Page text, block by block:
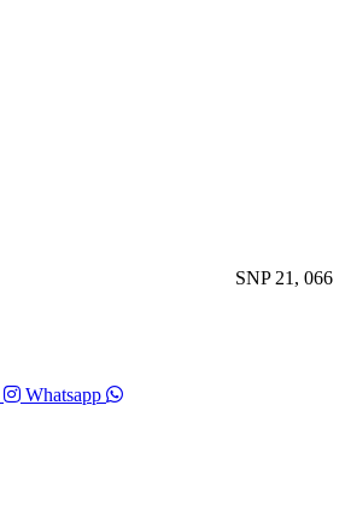
SNP 21, 066
Whatsapp